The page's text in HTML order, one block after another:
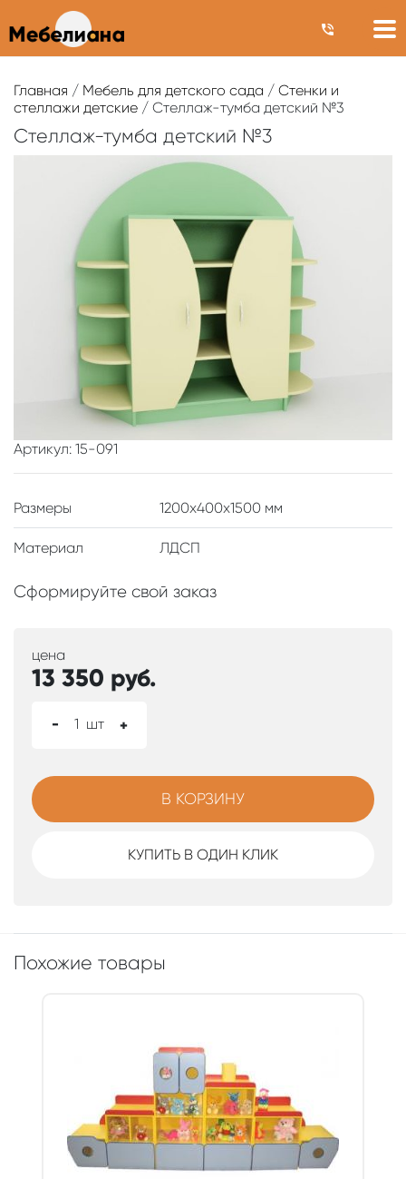
Главная / Мебель для детского сада / Стенки и
стеллажи детские / Стеллаж-тумба детский №3
Стеллаж-тумба детский №3
Артикул: 15-091
Размеры 1200x400x1500 мм
Материал ЛДСП
Сформируйте свой заказ
цена
13 350 руб.
- 1 шт +
В КОРЗИНУ
КУПИТЬ В ОДИН КЛИК
Похожие товары